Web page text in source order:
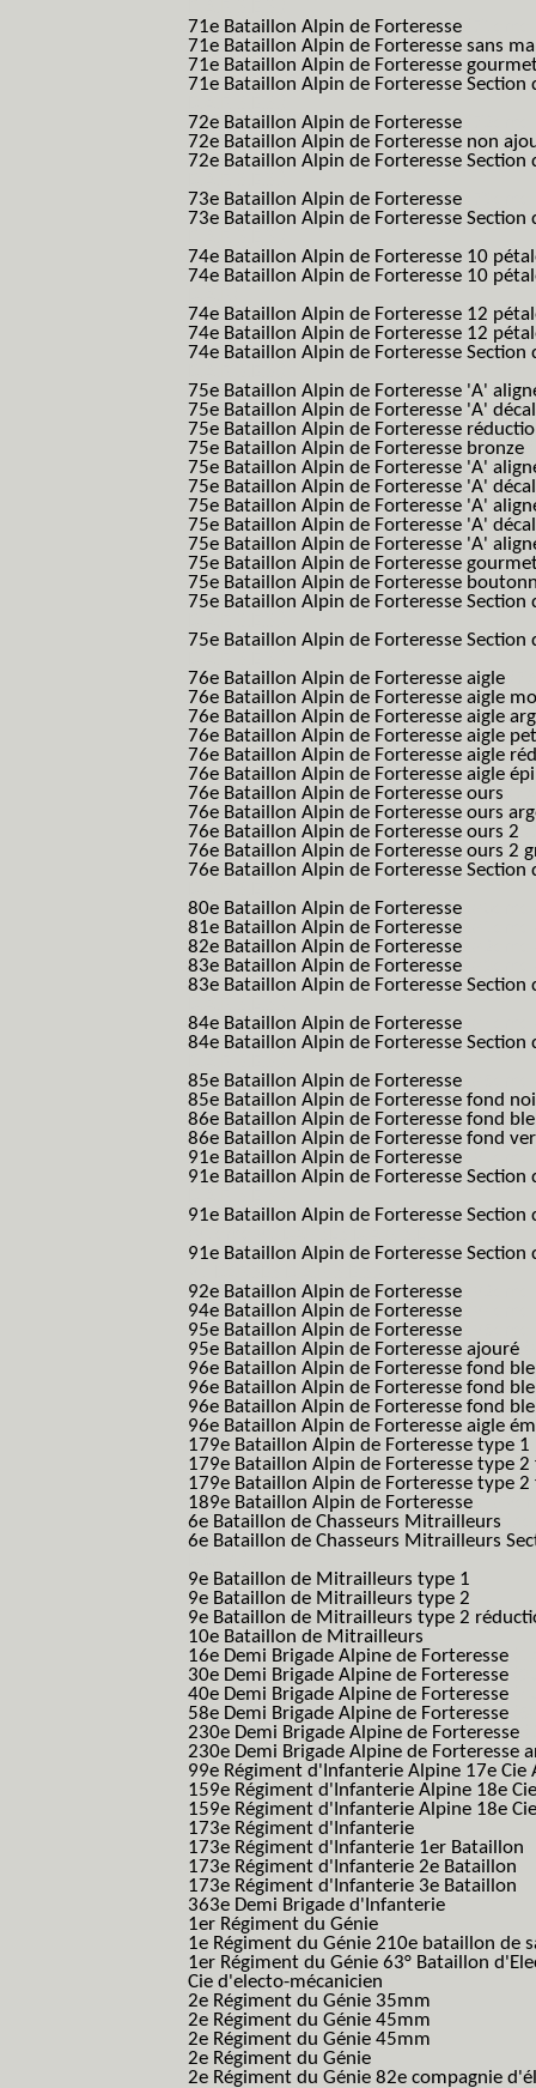
71e Bataillon Alpin de Forteresse
71e Bataillon Alpin de Forteresse sans
71e Bataillon Alpin de Forteresse
71e Bataillon Alpin de Forteresse
72e Bataillon Alpin de Forteresse
72e Bataillon Alpin de Forteresse non
72e Bataillon Alpin de Forteresse
73e Bataillon Alpin de Forteresse
73e Bataillon Alpin de Forteresse
74e Bataillon Alpin de Forteresse 10
74e Bataillon Alpin de Forteresse 10
74e Bataillon Alpin de Forteresse 12
74e Bataillon Alpin de Forteresse 12
74e Bataillon Alpin de Forteresse
75e Bataillon Alpin de Forteresse 'A'
75e Bataillon Alpin de Forteresse 'A'
75e Bataillon Alpin de Forteresse
75e Bataillon Alpin de Forteresse bronze
75e Bataillon Alpin de Forteresse 'A'
75e Bataillon Alpin de Forteresse 'A'
75e Bataillon Alpin de Forteresse 'A'
75e Bataillon Alpin de Forteresse 'A'
75e Bataillon Alpin de Forteresse 'A'
75e Bataillon Alpin de Forteresse
75e Bataillon Alpin de Forteresse
75e Bataillon Alpin de Forteresse
75e Bataillon Alpin de Forteresse
76e Bataillon Alpin de Forteresse aigle
76e Bataillon Alpin de Forteresse aigle
76e Bataillon Alpin de Forteresse aigle
76e Bataillon Alpin de Forteresse aigle
76e Bataillon Alpin de Forteresse aigle
76e Bataillon Alpin de Forteresse aigle
76e Bataillon Alpin de Forteresse ours
76e Bataillon Alpin de Forteresse ours
76e Bataillon Alpin de Forteresse ours 2
76e Bataillon Alpin de Forteresse ours 2
76e Bataillon Alpin de Forteresse
80e Bataillon Alpin de Forteresse
81e Bataillon Alpin de Forteresse
82e Bataillon Alpin de Forteresse
83e Bataillon Alpin de Forteresse
83e Bataillon Alpin de Forteresse
84e Bataillon Alpin de Forteresse
84e Bataillon Alpin de Forteresse
85e Bataillon Alpin de Forteresse
85e Bataillon Alpin de Forteresse fond
86e Bataillon Alpin de Forteresse fond
86e Bataillon Alpin de Forteresse fond
91e Bataillon Alpin de Forteresse
91e Bataillon Alpin de Forteresse
91e Bataillon Alpin de Forteresse
91e Bataillon Alpin de Forteresse
92e Bataillon Alpin de Forteresse
94e Bataillon Alpin de Forteresse
95e Bataillon Alpin de Forteresse
95e Bataillon Alpin de Forteresse ajouré
96e Bataillon Alpin de Forteresse fond
96e Bataillon Alpin de Forteresse fond
96e Bataillon Alpin de Forteresse fond
96e Bataillon Alpin de Forteresse aigle
179e Bataillon Alpin de Forteresse type 1
179e Bataillon Alpin de Forteresse type
179e Bataillon Alpin de Forteresse type
189e Bataillon Alpin de Forteresse
6e Bataillon de Chasseurs Mitrailleurs
6e Bataillon de Chasseurs Mitrailleurs
9e Bataillon de Mitrailleurs type 1
9e Bataillon de Mitrailleurs type 2
9e Bataillon de Mitrailleurs type 2
10e Bataillon de Mitrailleurs
16e Demi Brigade Alpine de Forteresse
30e Demi Brigade Alpine de Forteresse
40e Demi Brigade Alpine de Forteresse
58e Demi Brigade Alpine de Forteresse
230e Demi Brigade Alpine de Forteresse
230e Demi Brigade Alpine de Forteresse
99e Régiment d'Infanterie Alpine 17e
159e Régiment d'Infanterie Alpine 18e
159e Régiment d'Infanterie Alpine 18e
173e Régiment d'Infanterie
173e Régiment d'Infanterie 1er Bataillon
173e Régiment d'Infanterie 2e Bataillon
173e Régiment d'Infanterie 3e Bataillon
363e Demi Brigade d'Infanterie
1er Régiment du Génie
1e Régiment du Génie 210e bataillon de
1er Régiment du Génie 63° Bataillon
Cie d'electo-mécanicien
2e Régiment du Génie 35mm
2e Régiment du Génie 45mm
2e Régiment du Génie 45mm
2e Régiment du Génie
2e Régiment du Génie 82e compagnie